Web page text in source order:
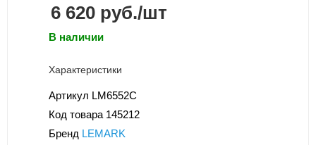
6 620руб./шт
В наличии
Характеристики
Артикул LM6552C
Код товара 145212
Бренд LEMARK